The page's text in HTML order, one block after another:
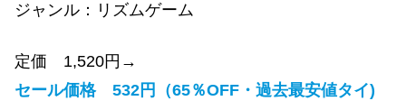
ジャンル：リズムゲーム
定価 1,520円→
セール価格 532円（65％OFF・過去最安値タイ)